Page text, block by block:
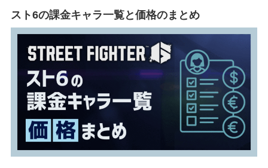
スト6の課金キャラ一覧と価格のまとめ